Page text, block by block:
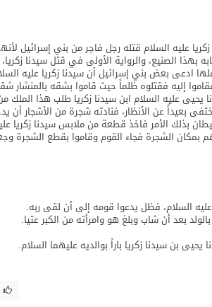
عليه السلام قتله رجل فاجر من بني إسرائيل
الصنيع، والرواية الأولى في قتل سيدنا زكريا،
ادعى بعض بني إسرائيل أن سيدنا زكريا عليه
إليه فقتلوه ظلماً حيث قاموا بشقه بالمنشار
يحيى عليه السلام ابن سيدنا زكريا طلب هذا الملك
بعيداً عن الأنظار، فنادته شجرة من الأشجار أن
بذلك الأمر فاخذ قطعة من ملابس سيدنا زكريا
بمكان الشجرة فجاء القوم وقاموا بقطع الشجرة
السلام، فظل يدعوا قومه إلى أن لقى ربه.
بعد أن شاب وبلغ هو وامرأته من الكبر عتيا.
بن سيدنا زكريا باراً بوالديه عليهما السلام.